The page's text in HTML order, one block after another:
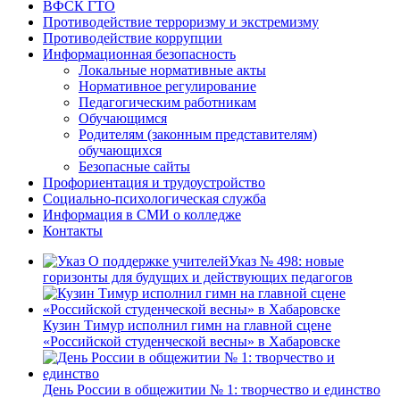
ВФСК ГТО
Противодействие терроризму и экстремизму
Противодействие коррупции
Информационная безопасность
Локальные нормативные акты
Нормативное регулирование
Педагогическим работникам
Обучающимся
Родителям (законным представителям)
обучающихся
Безопасные сайты
Профориентация и трудоустройство
Социально-психологическая служба
Информация в СМИ о колледже
Контакты
Указ № 498: новые
горизонты для будущих и действующих педагогов
Кузин Тимур исполнил гимн на главной сцене
«Российской студенческой весны» в Хабаровске
День России в общежитии № 1: творчество и единство